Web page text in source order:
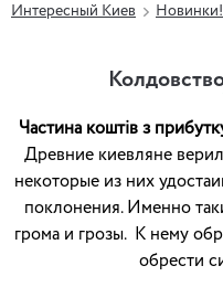
Интересный Киев Новинки!
Частина коштів з
Древние киевляне
некоторые из них
поклонения. Именно
грома и грозы. К нему
обрести